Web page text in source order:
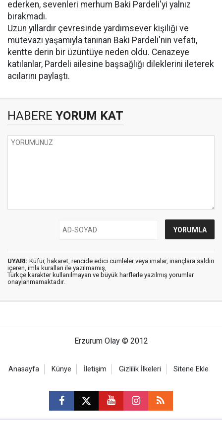
ederken, sevenleri merhum Baki Pardeli'yi yalnız
bırakmadı.
Uzun yıllardır çevresinde yardımsever kişiliği ve
mütevazı yaşamıyla tanınan Baki Pardeli'nin vefatı,
kentte derin bir üzüntüye neden oldu. Cenazeye
katılanlar, Pardeli ailesine başsağlığı dileklerini ileterek
acılarını paylaştı.
HABERE YORUM KAT
UYARI: Küfür, hakaret, rencide edici cümleler veya imalar, inançlara saldırı
içeren, imla kuralları ile yazılmamış,
Türkçe karakter kullanılmayan ve büyük harflerle yazılmış yorumlar
onaylanmamaktadır.
Erzurum Olay © 2012
Anasayfa Künye İletişim Gizlilik İlkeleri Sitene Ekle